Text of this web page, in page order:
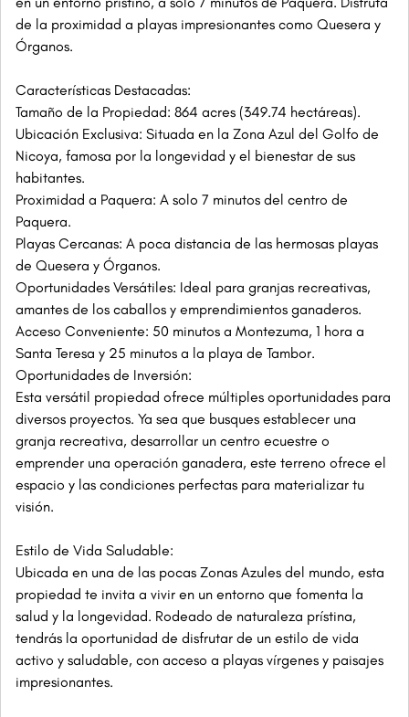
de la proximidad a playas impresionantes como Quesera y
Órganos.
Características Destacadas:
Tamaño de la Propiedad: 864 acres (349.74 hectáreas).
Ubicación Exclusiva: Situada en la Zona Azul del Golfo de
Nicoya, famosa por la longevidad y el bienestar de sus
habitantes.
Proximidad a Paquera: A solo 7 minutos del centro de
Paquera.
Playas Cercanas: A poca distancia de las hermosas playas
de Quesera y Órganos.
Oportunidades Versátiles: Ideal para granjas recreativas,
amantes de los caballos y emprendimientos ganaderos.
Acceso Conveniente: 50 minutos a Montezuma, 1 hora a
Santa Teresa y 25 minutos a la playa de Tambor.
Oportunidades de Inversión:
Esta versátil propiedad ofrece múltiples oportunidades para
diversos proyectos. Ya sea que busques establecer una
granja recreativa, desarrollar un centro ecuestre o
emprender una operación ganadera, este terreno ofrece el
espacio y las condiciones perfectas para materializar tu
visión.
Estilo de Vida Saludable:
Ubicada en una de las pocas Zonas Azules del mundo, esta
propiedad te invita a vivir en un entorno que fomenta la
salud y la longevidad. Rodeado de naturaleza prístina,
tendrás la oportunidad de disfrutar de un estilo de vida
activo y saludable, con acceso a playas vírgenes y paisajes
impresionantes.